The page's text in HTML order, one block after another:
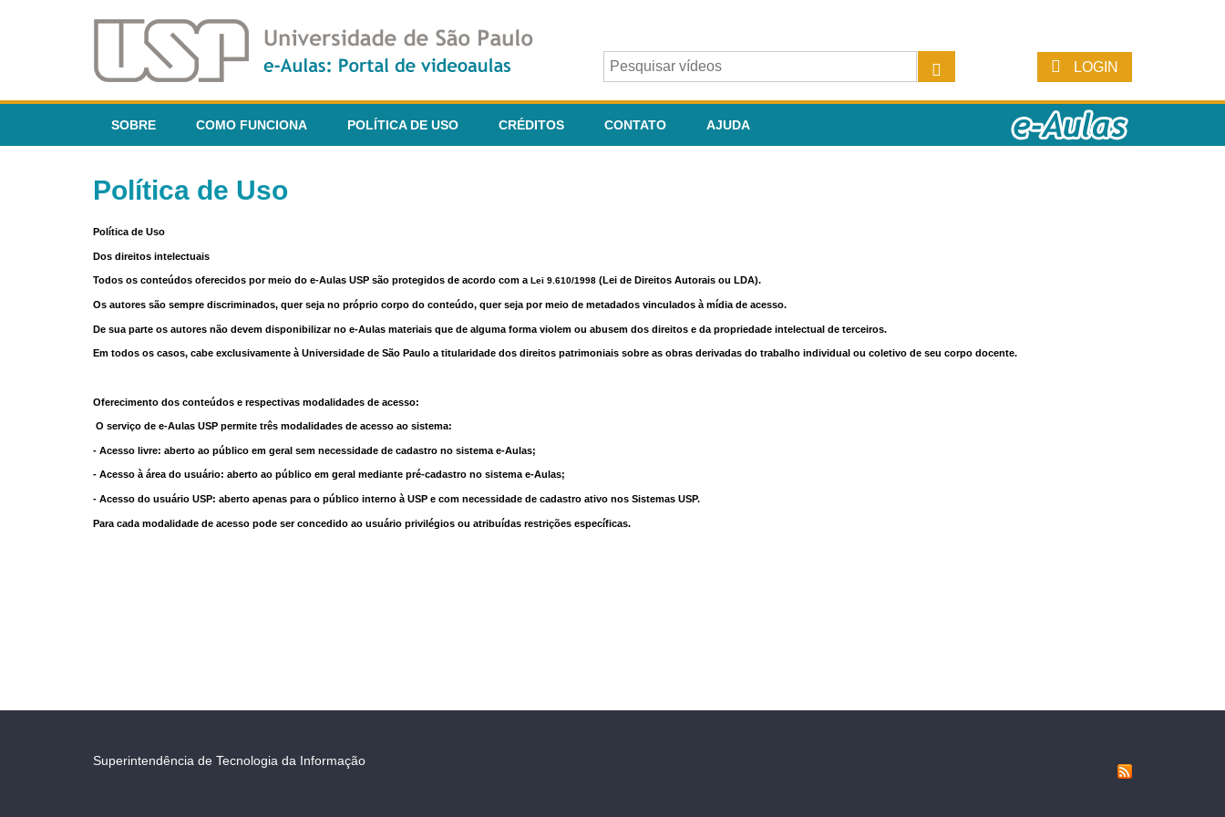
LOGIN
SOBRE COMO FUNCIONA POLÍTICA DE USO CRÉDITOS CONTATO AJUDA
Política de Uso
Política de Uso
Dos direitos intelectuais
Todos os conteúdos oferecidos por meio do e-Aulas USP são protegidos de acordo com a Lei 9.610/1998 (Lei de Direitos Autorais ou LDA).
Os autores são sempre discriminados, quer seja no próprio corpo do conteúdo, quer seja por meio de metadados vinculados à mídia de acesso.
De sua parte os autores não devem disponibilizar no e-Aulas materiais que de alguma forma violem ou abusem dos direitos e da propriedade intelectual de terceiros.
Em todos os casos, cabe exclusivamente à Universidade de São Paulo a titularidade dos direitos patrimoniais sobre as obras derivadas do trabalho individual ou coletivo de seu corpo docente.
Oferecimento dos conteúdos e respectivas modalidades de acesso:
O serviço de e-Aulas USP permite três modalidades de acesso ao sistema:
- Acesso livre: aberto ao público em geral sem necessidade de cadastro no sistema e-Aulas;
- Acesso à área do usuário: aberto ao público em geral mediante pré-cadastro no sistema e-Aulas;
- Acesso do usuário USP: aberto apenas para o público interno à USP e com necessidade de cadastro ativo nos Sistemas USP.
Para cada modalidade de acesso pode ser concedido ao usuário privilégios ou atribuídas restrições específicas.
Superintendência de Tecnologia da Informação